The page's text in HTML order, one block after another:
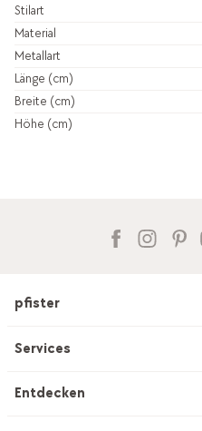
Stilart
Material
Metallart
Länge (cm)
Breite (cm)
Höhe (cm)
pfister
Unternehmen
Services
Beratung
Entdecken